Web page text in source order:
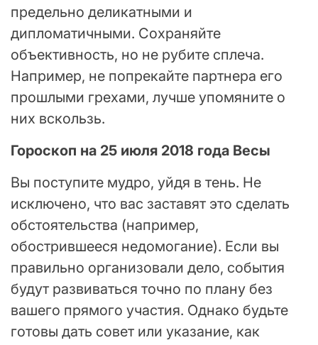
предельно деликатными и
дипломатичными. Сохраняйте
объективность, но не рубите сплеча.
Например, не попрекайте партнера его
прошлыми грехами, лучше упомяните о
них вскользь.
Гороскоп на 25 июля 2018 года Весы
Вы поступите мудро, уйдя в тень. Не
исключено, что вас заставят это сделать
обстоятельства (например,
обострившееся недомогание). Если вы
правильно организовали дело, события
будут развиваться точно по плану без
вашего прямого участия. Однако будьте
готовы дать совет или указание, как